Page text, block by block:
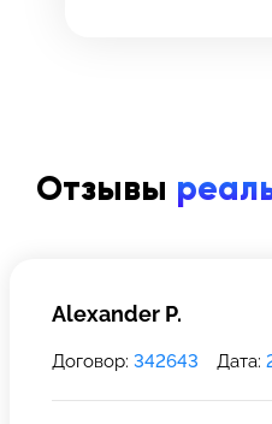
Отзывы
Alexander P.
Договор: 342643 Дата: